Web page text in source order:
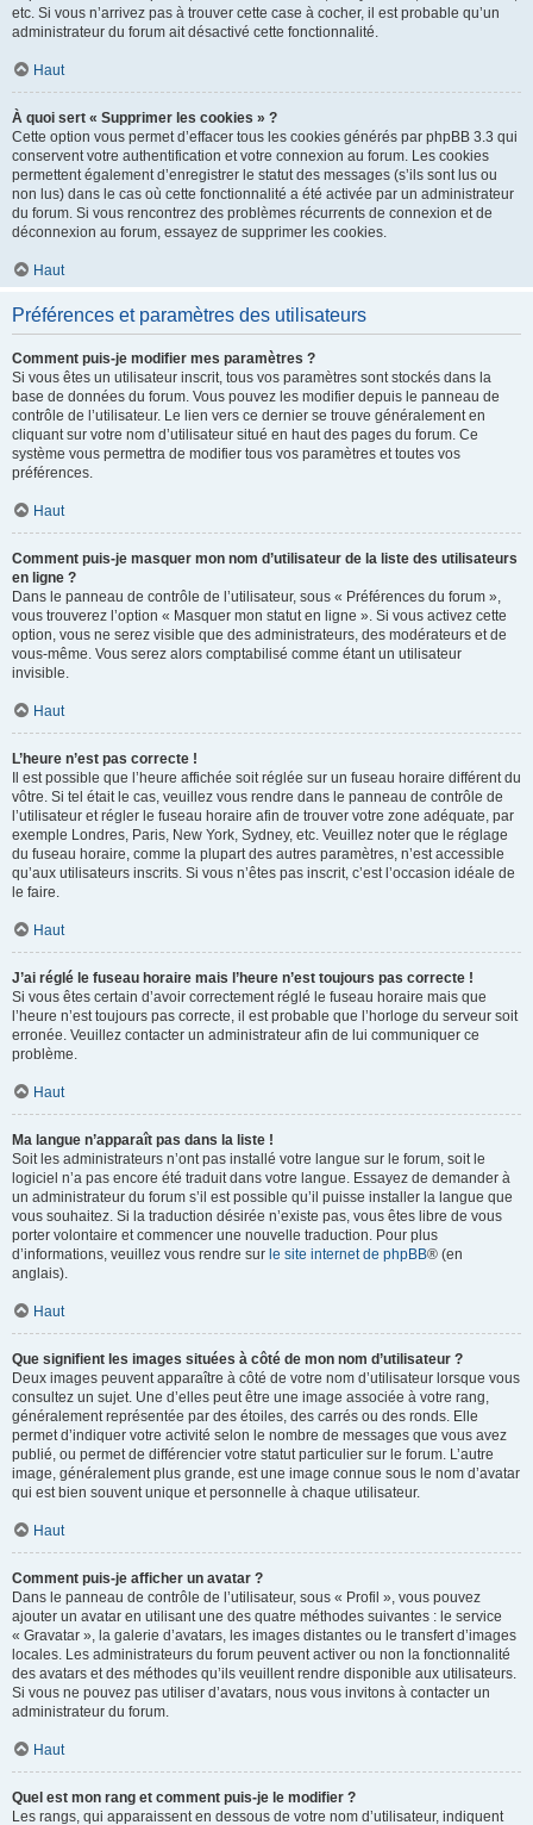
etc. Si vous n’arrivez pas à trouver cette case à cocher, il est probable qu’un
administrateur du forum ait désactivé cette fonctionnalité.
Haut
À quoi sert « Supprimer les cookies » ?
Cette option vous permet d’effacer tous les cookies générés par phpBB 3.3 qui
conservent votre authentification et votre connexion au forum. Les cookies
permettent également d’enregistrer le statut des messages (s’ils sont lus ou
non lus) dans le cas où cette fonctionnalité a été activée par un administrateur
du forum. Si vous rencontrez des problèmes récurrents de connexion et de
déconnexion au forum, essayez de supprimer les cookies.
Haut
Préférences et paramètres des utilisateurs
Comment puis-je modifier mes paramètres ?
Si vous êtes un utilisateur inscrit, tous vos paramètres sont stockés dans la
base de données du forum. Vous pouvez les modifier depuis le panneau de
contrôle de l’utilisateur. Le lien vers ce dernier se trouve généralement en
cliquant sur votre nom d’utilisateur situé en haut des pages du forum. Ce
système vous permettra de modifier tous vos paramètres et toutes vos
préférences.
Haut
Comment puis-je masquer mon nom d’utilisateur de la liste des utilisateurs
en ligne ?
Dans le panneau de contrôle de l’utilisateur, sous « Préférences du forum »,
vous trouverez l’option « Masquer mon statut en ligne ». Si vous activez cette
option, vous ne serez visible que des administrateurs, des modérateurs et de
vous-même. Vous serez alors comptabilisé comme étant un utilisateur
invisible.
Haut
L’heure n’est pas correcte !
Il est possible que l’heure affichée soit réglée sur un fuseau horaire différent du
vôtre. Si tel était le cas, veuillez vous rendre dans le panneau de contrôle de
l’utilisateur et régler le fuseau horaire afin de trouver votre zone adéquate, par
exemple Londres, Paris, New York, Sydney, etc. Veuillez noter que le réglage
du fuseau horaire, comme la plupart des autres paramètres, n’est accessible
qu’aux utilisateurs inscrits. Si vous n’êtes pas inscrit, c’est l’occasion idéale de
le faire.
Haut
J’ai réglé le fuseau horaire mais l’heure n’est toujours pas correcte !
Si vous êtes certain d’avoir correctement réglé le fuseau horaire mais que
l’heure n’est toujours pas correcte, il est probable que l’horloge du serveur soit
erronée. Veuillez contacter un administrateur afin de lui communiquer ce
problème.
Haut
Ma langue n’apparaît pas dans la liste !
Soit les administrateurs n’ont pas installé votre langue sur le forum, soit le
logiciel n’a pas encore été traduit dans votre langue. Essayez de demander à
un administrateur du forum s’il est possible qu’il puisse installer la langue que
vous souhaitez. Si la traduction désirée n’existe pas, vous êtes libre de vous
porter volontaire et commencer une nouvelle traduction. Pour plus
d’informations, veuillez vous rendre sur le site internet de phpBB® (en
anglais).
Haut
Que signifient les images situées à côté de mon nom d’utilisateur ?
Deux images peuvent apparaître à côté de votre nom d’utilisateur lorsque vous
consultez un sujet. Une d’elles peut être une image associée à votre rang,
généralement représentée par des étoiles, des carrés ou des ronds. Elle
permet d’indiquer votre activité selon le nombre de messages que vous avez
publié, ou permet de différencier votre statut particulier sur le forum. L’autre
image, généralement plus grande, est une image connue sous le nom d’avatar
qui est bien souvent unique et personnelle à chaque utilisateur.
Haut
Comment puis-je afficher un avatar ?
Dans le panneau de contrôle de l’utilisateur, sous « Profil », vous pouvez
ajouter un avatar en utilisant une des quatre méthodes suivantes : le service
« Gravatar », la galerie d’avatars, les images distantes ou le transfert d’images
locales. Les administrateurs du forum peuvent activer ou non la fonctionnalité
des avatars et des méthodes qu’ils veuillent rendre disponible aux utilisateurs.
Si vous ne pouvez pas utiliser d’avatars, nous vous invitons à contacter un
administrateur du forum.
Haut
Quel est mon rang et comment puis-je le modifier ?
Les rangs, qui apparaissent en dessous de votre nom d’utilisateur, indiquent